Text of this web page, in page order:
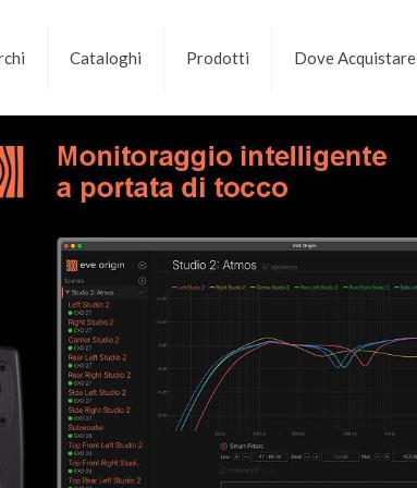
Cataloghi Prodotti Dove Acquistare